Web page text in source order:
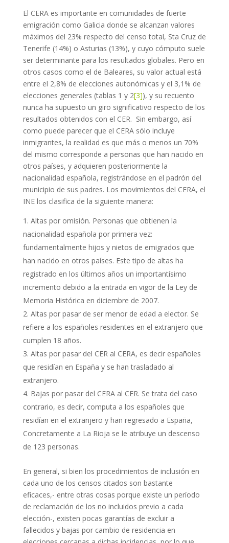
El CERA es importante en comunidades de fuerte
emigración como Galicia donde se alcanzan valores
máximos del 23% respecto del censo total, Sta Cruz de
Tenerife (14%) o Asturias (13%), y cuyo cómputo suele
ser determinante para los resultados globales. Pero en
otros casos como el de Baleares, su valor actual está
entre el 2,8% de elecciones autonómicas y el 3,1% de
elecciones generales (tablas 1 y 2[3]), y su recuento
nunca ha supuesto un giro significativo respecto de los
resultados obtenidos con el CER. Sin embargo, así
como puede parecer que el CERA sólo incluye
inmigrantes, la realidad es que más o menos un 70%
del mismo corresponde a personas que han nacido en
otros países, y adquieren posteriormente la
nacionalidad española, registrándose en el padrón del
municipio de sus padres. Los movimientos del CERA, el
INE los clasifica de la siguiente manera:
Altas por omisión. Personas que obtienen la
nacionalidad española por primera vez:
fundamentalmente hijos y nietos de emigrados que
han nacido en otros países. Este tipo de altas ha
registrado en los últimos años un importantísimo
incremento debido a la entrada en vigor de la Ley de
Memoria Histórica en diciembre de 2007.
Altas por pasar de ser menor de edad a elector. Se
refiere a los españoles residentes en el extranjero que
cumplen 18 años.
Altas por pasar del CER al CERA, es decir españoles
que residían en España y se han trasladado al
extranjero.
Bajas por pasar del CERA al CER. Se trata del caso
contrario, es decir, computa a los españoles que
residían en el extranjero y han regresado a España,
Concretamente a La Rioja se le atribuye un descenso
de 123 personas.
En general, si bien los procedimientos de inclusión en
cada uno de los censos citados son bastante
eficaces,- entre otras cosas porque existe un período
de reclamación de los no incluidos previo a cada
elección-, existen pocas garantías de excluir a
fallecidos y bajas por cambio de residencia en